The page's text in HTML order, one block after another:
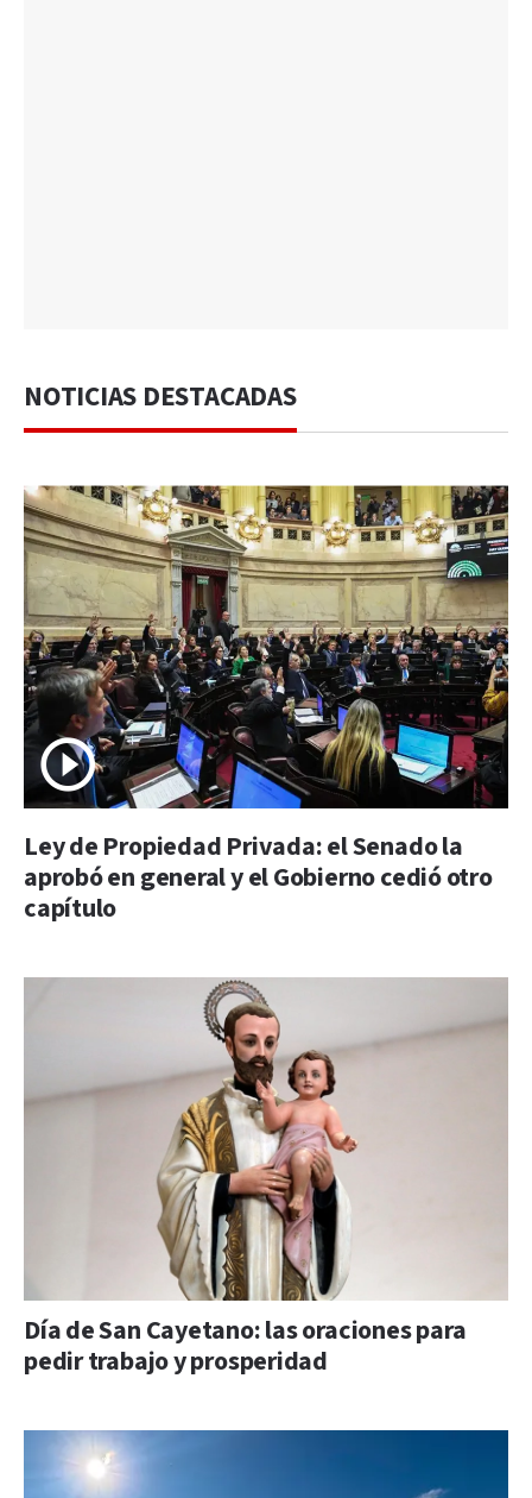
NOTICIAS DESTACADAS
Ley de Propiedad Privada: el Senado la
aprobó en general y el Gobierno cedió otro
capítulo
Día de San Cayetano: las oraciones para
pedir trabajo y prosperidad